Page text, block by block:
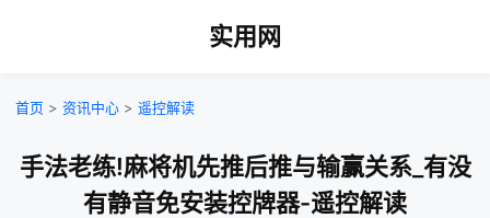
实用网
首页 > 资讯中心 > 遥控解读
手法老练!麻将机先推后推与输赢关系_有没
有静音免安装控牌器-遥控解读